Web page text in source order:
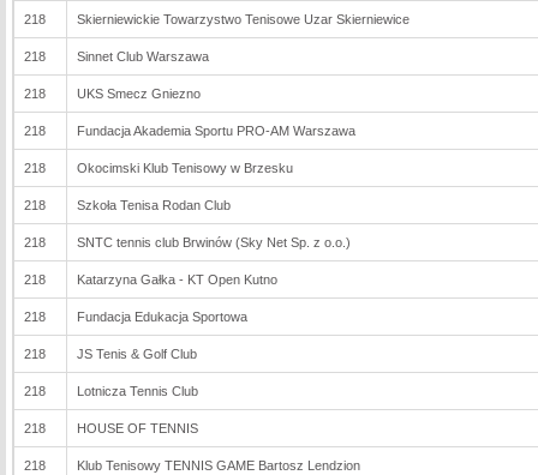
218 Skierniewickie Towarzystwo Tenisowe Uzar Skierniewice
218 Sinnet Club Warszawa
218 UKS Smecz Gniezno
218 Fundacja Akademia Sportu PRO-AM Warszawa
218 Okocimski Klub Tenisowy w Brzesku
218 Szkoła Tenisa Rodan Club
218 SNTC tennis club Brwinów (Sky Net Sp. z o.o.)
218 Katarzyna Gałka - KT Open Kutno
218 Fundacja Edukacja Sportowa
218 JS Tenis & Golf Club
218 Lotnicza Tennis Club
218 HOUSE OF TENNIS
218 Klub Tenisowy TENNIS GAME Bartosz Lendzion